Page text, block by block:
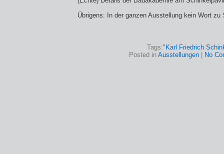
Übrigens: In der ganzen Ausstellung kein Wort zu
Tags:"Karl Friedrich
Posted in Ausstellungen| No